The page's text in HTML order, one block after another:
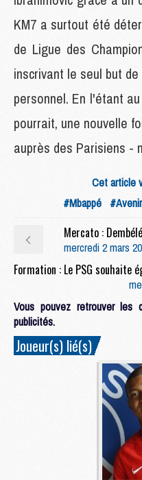
KM7 a surtout été
de Ligue des
inscrivant le seul but
personnel. En l'étant
pourrait, une nouvelle
auprès des Parisiens -
Cet article
#Mbappé #Avenir
mercredi 2 mars
Vous pouvez retrouver les
publicités.
Joueur(s) lié(s)